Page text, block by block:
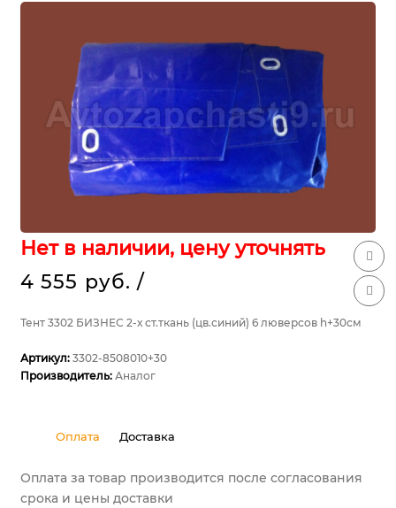
Нет в наличии, цену уточнять
4 555 руб. /
Тент 3302 БИЗНЕС 2-х ст.ткань (цв.синий) 6 люверсов h+30см
Артикул: 3302-8508010+30
Производитель: Аналог
Оплата Доставка
Оплата за товар производится после согласования
срока и цены доставки